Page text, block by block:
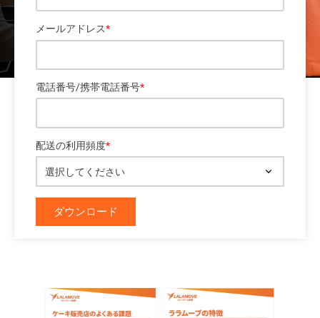
メールアドレス*
電話番号/携帯電話番号*
配送の利用頻度*